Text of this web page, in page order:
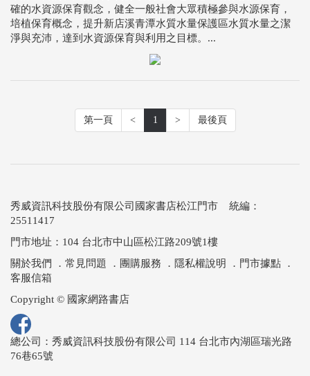
確的水資源保育觀念，健全一般社會大眾積極參與水源保育，
培植保育概念，提升新店溪青潭水質水量保護區水質水量之潔
淨與充沛，達到水資源保育與利用之目標。...
第一頁 < 1 > 最後頁
秀威資訊科技股份有限公司國家書店松江門市 統編：
25511417
門市地址：104 台北市中山區松江路209號1樓
關於我們 ． 常見問題 ． 團購服務 ． 隱私權說明 ． 門市據點 ．
客服信箱
Copyright © 國家網路書店
總公司：秀威資訊科技股份有限公司 114 台北市內湖區瑞光路
76巷65號